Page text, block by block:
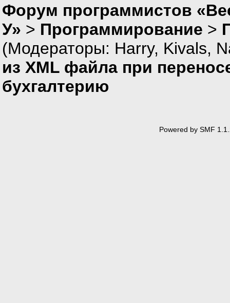
Форум программистов
У» > Программирование >
(Модераторы: Harry, Kivals,
из XML файла при
бухгалтерию
Powered by SMF